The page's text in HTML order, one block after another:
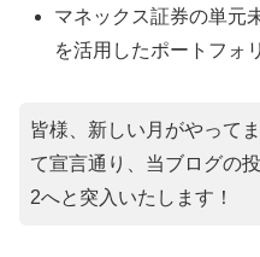
マネックス証券の単元
を活用したポートフォ
皆様、新しい月がやって
て宣言通り、当ブログの
2へと突入いたします！